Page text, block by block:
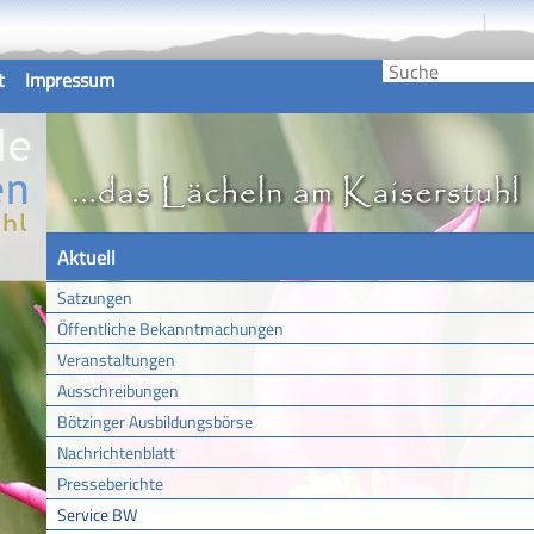
Impressum
Aktuell
Satzungen
Öffentliche Bekanntmachungen
Veranstaltungen
Ausschreibungen
Bötzinger Ausbildungsbörse
Nachrichtenblatt
Presseberichte
Service BW